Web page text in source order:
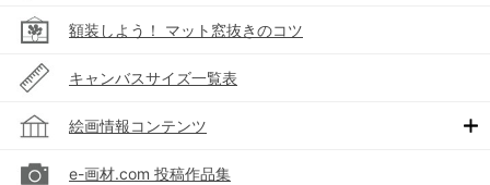
額装しよう！ マット窓抜きのコツ
キャンバスサイズ一覧表
絵画情報コンテンツ
e-画材.com 投稿作品集